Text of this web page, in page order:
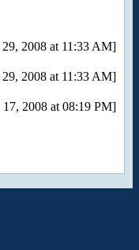
2008 at 11:33 AM]
2008 at 11:33 AM]
2008 at 08:19 PM]